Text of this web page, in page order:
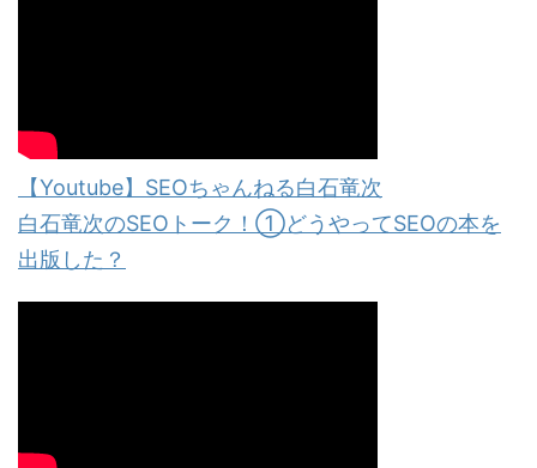
【Youtube】SEOちゃんねる白石竜次
白石竜次のSEOトーク！①どうやってSEOの本を
出版した？